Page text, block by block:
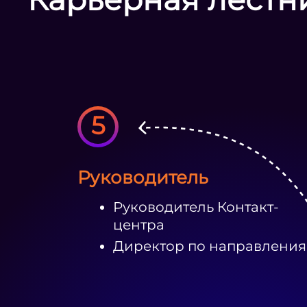
5
Руководитель
Руководитель Контакт-
центра
Директор по